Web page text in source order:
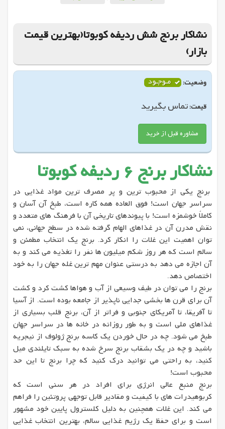
نشاکار برنج شش ردیفه کوبوتا(بهترین قیمت
بازار)
وضعیت:
قیمت:تماس بگیرید
مشاوره قبل از خرید
نشاکار برنج 6 ردیفه کوبوتا
برنج یکی از محبوب ترین و پر مصرف ترین مواد غذایی در
سراسر جهان است! فوق العاده همه کاره است، طبخ آن آسان و
کاملاً خوشمزه است! با پیوندهای تاریخی آن با فرهنگ های متعدد و
نقش مدرن آن در غذاهای الهام گرفته شده در سطح جهانی، نمی
توان اهمیت این غلات را انکار کرد. برنج یک انتخاب مطمئن و
سالم است که هر روز شکم میلیون ها نفر را تغذیه می کند و به
آن اجازه می دهد به درستی عنوان مهم ترین غله جهان را به خود
اختصاص دهد.
برنج را می توان در طیف وسیعی از آب و هواها کشت کرد و کشت
آن برای قرن ها بخشی جدایی ناپذیر از جامعه بوده است. از آسیا
تا آفریقا، تا آمریکای جنوبی و فراتر از آن، برنج قلب بسیاری از
غذاهای ملی است و به طور روزانه در خانه ها در سراسر جهان
طبخ می شود. چه در حال خوردن یک کاسه برنج ژولوف از نیجریه
باشید و چه در یک بشقاب برنج سرخ شده به سبک تایلندی میل
کنید، به راحتی می توانید درک کنید که چرا برنج تا این حد
محبوب است!
برنج منبع عالی انرژی برای افراد در هر سنی است که
کربوهیدرات های با کیفیت و مقادیر قابل توجهی پروتئین را فراهم
می کند. این غلات همچنین به دلیل کلسترول پایین خود مشهور
است و برای حفظ یک رژیم غذایی سالم، بهترین انتخاب غذایی